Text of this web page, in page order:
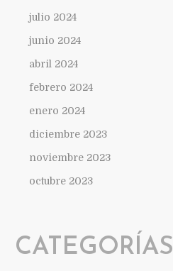
julio 2024
junio 2024
abril 2024
febrero 2024
enero 2024
diciembre 2023
noviembre 2023
octubre 2023
CATEGORÍAS